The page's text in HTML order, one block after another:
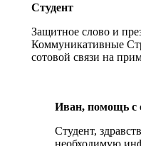
Студент
Защитное слово и
Коммуникативные
сотовой связи на
Иван, помощь с
Студент,
необходимую